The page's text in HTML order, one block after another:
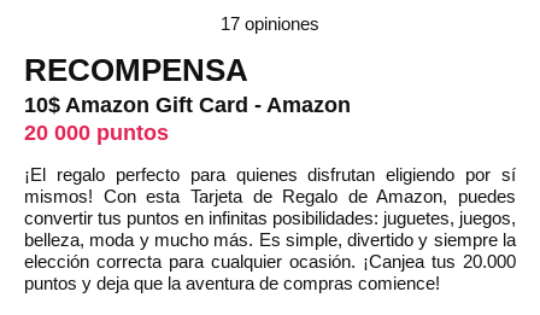
17 opiniones
RECOMPENSA
10$ Amazon Gift Card - Amazon
20 000 puntos
¡El regalo perfecto para quienes disfrutan eligiendo por sí
mismos! Con esta Tarjeta de Regalo de Amazon, puedes
convertir tus puntos en infinitas posibilidades: juguetes, juegos,
belleza, moda y mucho más. Es simple, divertido y siempre la
elección correcta para cualquier ocasión. ¡Canjea tus 20.000
puntos y deja que la aventura de compras comience!